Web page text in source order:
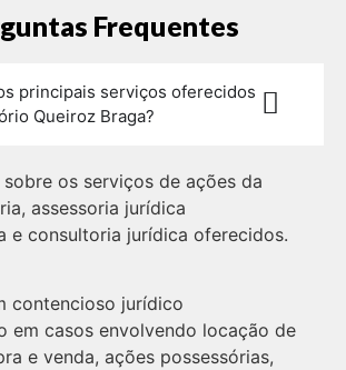
Frequentes
principais serviços oferecidos
Queiroz Braga?
os serviços de ações da
assessoria jurídica
e consultoria jurídica oferecidos.
contencioso jurídico
em casos envolvendo locação de
e venda, ações possessórias,